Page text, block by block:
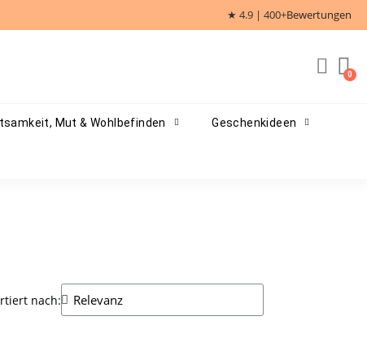
★ 4.9 | 400+Bewertungen
Mut & Wohlbefinden Geschenkideen
nach: